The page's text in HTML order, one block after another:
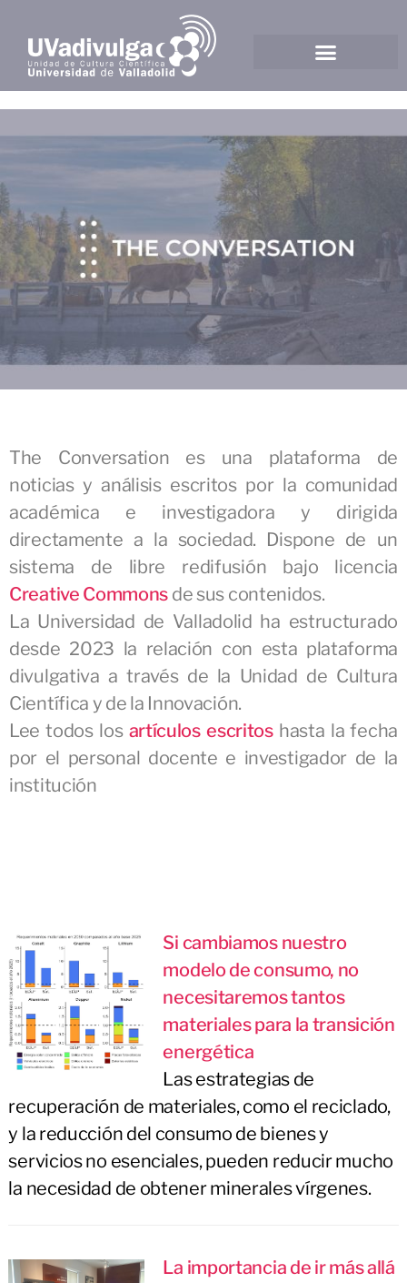
The Conversation es una plataforma de
noticias y análisis escritos por la comunidad
académica e investigadora y dirigida
directamente a la sociedad. Dispone de un
sistema de libre redifusión bajo licencia
Creative Commons de sus contenidos.
La Universidad de Valladolid ha estructurado
desde 2023 la relación con esta plataforma
divulgativa a través de la Unidad de Cultura
Científica y de la Innovación.
Lee todos los artículos escritoshasta la fecha
por el personal docente e investigador de la
institución
Si cambiamos nuestro
modelo de consumo, no
necesitaremos tantos
materiales para la transición
energética
Las estrategias de
recuperación de materiales, como el reciclado,
y la reducción del consumo de bienes y
servicios no esenciales, pueden reducir mucho
la necesidad de obtener minerales vírgenes.
La importancia de ir más allá